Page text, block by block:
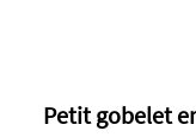
Petit gobelet